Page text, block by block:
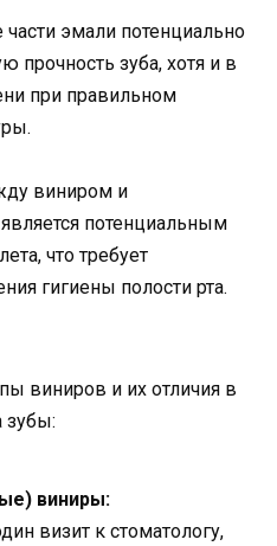
части эмали потенциально
прочность зуба, хотя и в
при правильном
виниром и
потенциальным
что требует
гигиены полости рта.
виниров и их отличия в
зубы:
виниры:
визит к стоматологу,